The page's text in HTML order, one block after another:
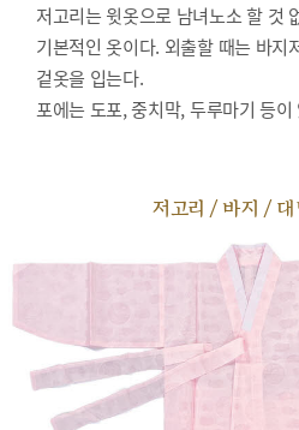
저고리는 윗옷으로 남녀노소 할 것
기본적인 옷이다. 외출할 때는 바지
겉옷을 입는다.
포에는 도포, 중치막, 두루마기 등이
저고리 / 바지 / 대